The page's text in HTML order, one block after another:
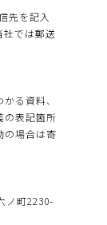
先を記入
社では郵送
る資料、
の表記箇所
の場合は寄
ノ町2230-